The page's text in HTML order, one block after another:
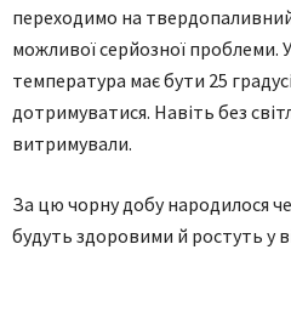
переходимо на
можливої серйозної проблеми.
температура має бути 25
дотримуватися. Навіть без
витримували.
За цю чорну добу народилося
будуть здоровими й ростуть у